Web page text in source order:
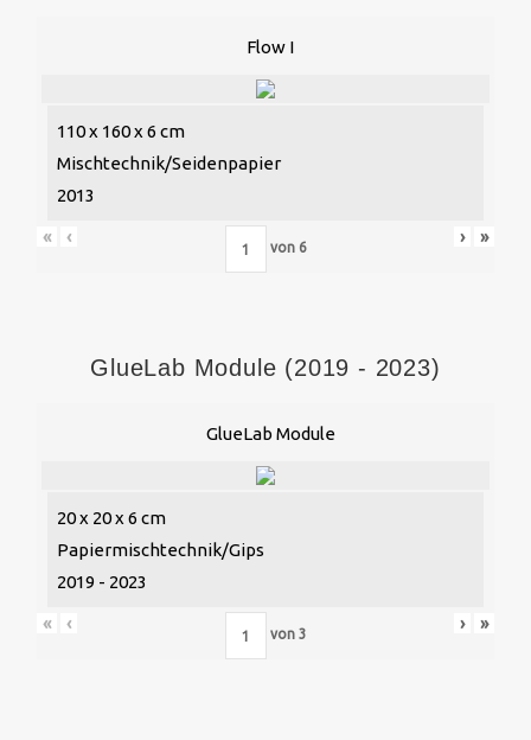
Flow I
110 x 160 x 6 cm
Mischtechnik/Seidenpapier
2013
« ‹
von 6
› »
GlueLab Module (2019 - 2023)
GlueLab Module
20 x 20 x 6 cm
Papiermischtechnik/Gips
2019 - 2023
« ‹
von 3
› »